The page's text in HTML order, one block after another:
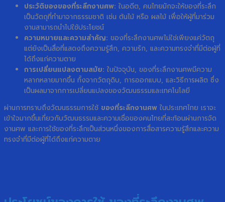
ประวัติของของที่ระลึกงานศพ: ในอดีต, คนไทยมักจะให้ของที่ระลึก
เป็นวัตถุที่ทำมาจากธรรมชาติ เช่น ต้นไม้ หรือ ผลไม้ เพื่อให้ผู้ที่มาร่วม
งานสามารถนำไปใช้ประโยชน์
ความหมายและความสำคัญ: ของที่ระลึกงานศพไม่ใช่เพียงแค่วัตถุ
แต่ยังเป็นสื่อที่แสดงถึงความรู้สึก, ความรัก, และความทรงจำที่มีต่อผู้ที่
ได้ถึงแก่ความตาย
การเปลี่ยนแปลงตามสมัย: ในปัจจุบัน, ของที่ระลึกงานศพมีความ
หลากหลายมากขึ้น ทั้งจากวัตถุดิบ, การออกแบบ, และวิธีการผลิต ซึ่ง
เป็นผลมาจากการเปลี่ยนแปลงของวัฒนธรรมและเทคโนโลยี
ผ่านการทราบถึงวัฒนธรรมการใช้ ของที่ระลึกงานศพ ในประเทศไทย เราจะ
เข้าใจมากขึ้นเกี่ยวกับวัฒนธรรมและความเชื่อของคนไทยที่สะท้อนผ่านการจัด
งานศพ และการใช้ของที่ระลึกเป็นส่วนหนึ่งของการสื่อสารความรู้สึกและความ
ทรงจำที่มีต่อผู้ที่ได้ถึงแก่ความตาย